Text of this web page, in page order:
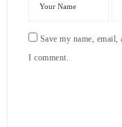
Save my name,
I comment.